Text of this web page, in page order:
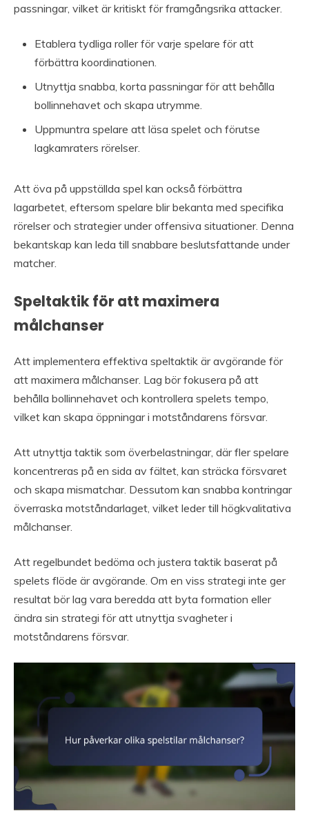
passningar, vilket är kritiskt för framgångsrika attacker.
Etablera tydliga roller för varje spelare för att
förbättra koordinationen.
Utnyttja snabba, korta passningar för att behålla
bollinnehavet och skapa utrymme.
Uppmuntra spelare att läsa spelet och förutse
lagkamraters rörelser.
Att öva på uppställda spel kan också förbättra
lagarbetet, eftersom spelare blir bekanta med specifika
rörelser och strategier under offensiva situationer. Denna
bekantskap kan leda till snabbare beslutsfattande under
matcher.
Speltaktik för att maximera
målchanser
Att implementera effektiva speltaktik är avgörande för
att maximera målchanser. Lag bör fokusera på att
behålla bollinnehavet och kontrollera spelets tempo,
vilket kan skapa öppningar i motståndarens försvar.
Att utnyttja taktik som överbelastningar, där fler spelare
koncentreras på en sida av fältet, kan sträcka försvaret
och skapa mismatchar. Dessutom kan snabba kontringar
överraska motståndarlaget, vilket leder till högkvalitativa
målchanser.
Att regelbundet bedöma och justera taktik baserat på
spelets flöde är avgörande. Om en viss strategi inte ger
resultat bör lag vara beredda att byta formation eller
ändra sin strategi för att utnyttja svagheter i
motståndarens försvar.